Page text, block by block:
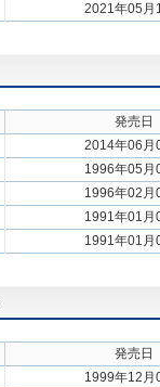
2021年05月
発売日
2014年06月
1996年05月
1996年02月
1991年01月
1991年01月
発売日
1999年12月